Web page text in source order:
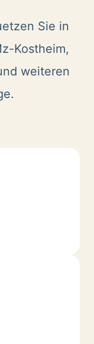
Sie in
Kostheim,
weiteren